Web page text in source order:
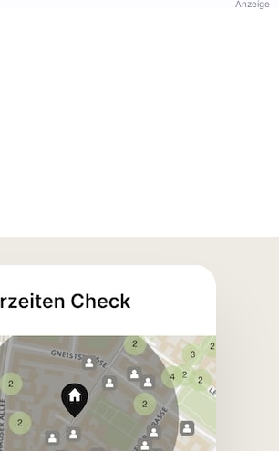
Anzeige